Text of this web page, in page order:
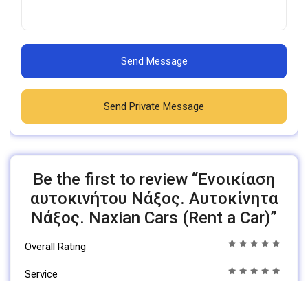
Send Message
Send Private Message
Be the first to review “Ενοικίαση
αυτοκινήτου Νάξος. Αυτοκίνητα
Νάξος. Naxian Cars (Rent a Car)”
Overall Rating
Service